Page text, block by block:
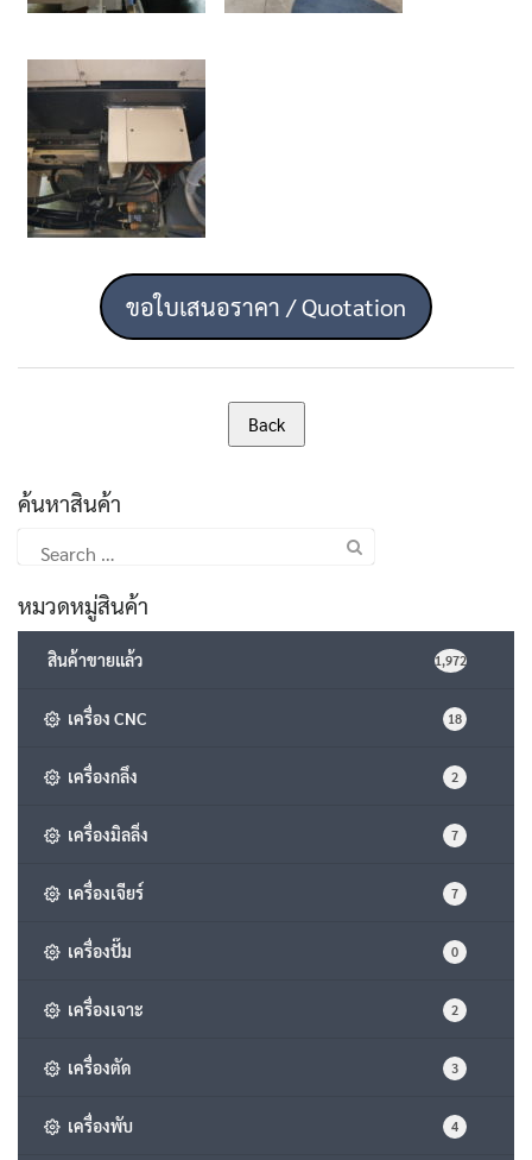
ขอใบเสนอราคา / Quotation
ค้นหาสินค้า
for:
หมวดหมู่สินค้า
สินค้าขายแล้ว 1,972
เครื่อง CNC 18
เครื่องกลึง 2
เครื่องมิลลิ่ง 7
เครื่องเจียร์ 7
เครื่องปั๊ม 0
เครื่องเจาะ 2
เครื่องตัด 3
เครื่องพับ 4